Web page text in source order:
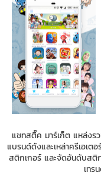
แชทสติ๊ค มาร์เก็ต แหล่งร
แบรนด์ดังและเหล่าครีเอเต
สติกเกอร์ และจัดอันดับสติ
เทร